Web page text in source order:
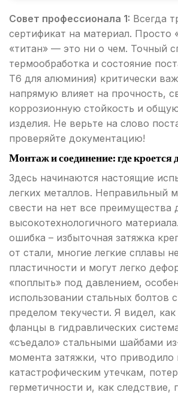
Совет профессионала 1: Всегда
сертификат на материал. Просто
«титан» — это ни о чем. Точный
термообработка и состояние
Т6 для алюминия) критически
напрямую влияет на прочность,
коррозионную стойкость и
изделия. Не верьте на слово
проверяйте документацию!
Монтаж и соединение: где кроется
Здесь начинаются настоящие
легких металлов. Неправильный
свести на нет все преимущества
высокотехнологичного
ошибка – избыточная затяжка
от стали, многие легкие сплавы
пластичности и могут легко
«поплыть» под давлением,
использовании стальных болтов
пределом текучести. Я видел,
фланцы в гидравлических
«съедало» стальными шайбами
момента затяжки, что приводило
катастрофическим утечкам,
герметичности и, как следствие,